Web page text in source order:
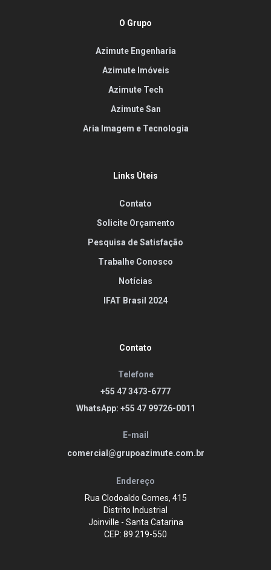
O Grupo
Azimute Engenharia
Azimute Imóveis
Azimute Tech
Azimute San
Aria Imagem e Tecnologia
Links Úteis
Contato
Solicite Orçamento
Pesquisa de Satisfação
Trabalhe Conosco
Notícias
IFAT Brasil 2024
Contato
Telefone
+55 47 3473-6777
WhatsApp: +55 47 99726-0011
E-mail
comercial@grupoazimute.com.br
Endereço
Rua Clodoaldo Gomes, 415
Distrito Industrial
Joinville - Santa Catarina
CEP: 89.219-550